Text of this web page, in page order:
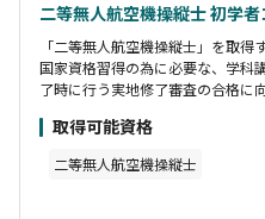
二等無人航空機操縦士 初学者
「二等無人航空機操縦士」を取得
国家資格習得の為に必要な、学科
了時に行う実地修了審査の合格に
講習と10時間の実地講習を満たし
できます。 指定試験機関での実地試験が免除！
縦士」の国家資格を取得するため
地試験のうち、このコースの実
取得可能資格
二等無人航空機操縦士